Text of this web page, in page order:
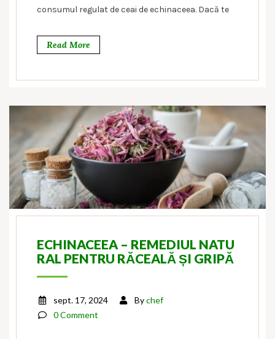
consumul regulat de ceai de echinaceea. Dacă te
Read More
ECHINACEEA – REMEDIUL NATU
RAL PENTRU RĂCEALĂ ȘI GRIPĂ
sept. 17, 2024 Bychef
0 Comment